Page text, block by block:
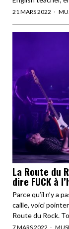
21 MARS 2022
La Route du
dire FUCK à
Parce qu’il n’y a
caille, voici
Route du Rock.
7 MARS 2022